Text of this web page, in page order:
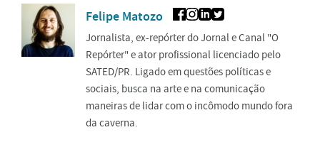
Felipe Matozo
Jornalista, ex-repórter do Jornal e Canal "O
Repórter" e ator profissional licenciado pelo
SATED/PR. Ligado em questões políticas e
sociais, busca na arte e na comunicação
maneiras de lidar com o incômodo mundo fora
da caverna.